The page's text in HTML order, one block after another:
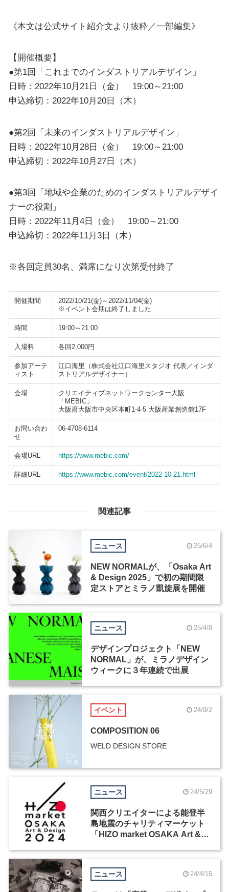
《本文は公式サイト紹介文より抜粋／一部編集》
【開催概要】
●第1回「これまでのインダストリアルデザイン」
日時：2022年10月21日（金） 19:00～21:00
申込締切：2022年10月20日（木）
●第2回「未来のインダストリアルデザイン」
日時：2022年10月28日（金） 19:00～21:00
申込締切：2022年10月27日（木）
●第3回「地域や企業のためのインダストリアルデザイ
ナーの役割」
日時：2022年11月4日（金） 19:00～21:00
申込締切：2022年11月3日（木）
※各回定員30名、満席になり次第受付終了
開催期間
2022/10/21(金)～2022/11/04(金)
※イベント会期は終了しました
時間 19:00～21:00
入場料 各回2,000円
参加アーテ
ィスト
江口海里（株式会社江口海里スタジオ 代表／インダ
ストリアルデザイナー）
会場
クリエイティブネットワークセンター大阪
「MEBIC」
大阪府大阪市中央区本町1-4-5 大阪産業創造館17F
お問い合わ
せ
06-4708-6114
会場URL https://www.mebic.com/
詳細URL https://www.mebic.com/event/2022-10-21.html
関連記事
ニュース 25/6/4
NEW NORMALが、「Osaka Art
& Design 2025」で初の期間限
定ストアとミラノ凱旋展を開催
ニュース 25/4/8
デザインプロジェクト「NEW
NORMAL」が、ミラノデザイン
ウィークに３年連続で出展
イベント 24/9/2
COMPOSITION 06
WELD DESIGN STORE
ニュース 24/5/29
関西クリエイターによる能登半
島地震のチャリティマーケット
「HIZO market OSAKA Art &
ニュース 24/4/15